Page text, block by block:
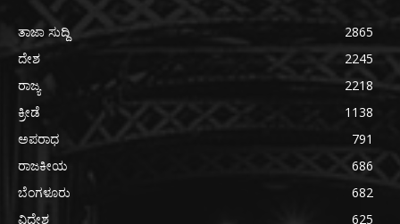
ತಾಜಾ ಸುದ್ದಿ
2865
ದೇಶ
2245
ರಾಜ್ಯ
2218
ಕ್ರೀಡೆ
1138
ಅಪರಾಧ
791
ರಾಜಕೀಯ
686
ಬೆಂಗಳೂರು
682
ವಿದೇಶ
625